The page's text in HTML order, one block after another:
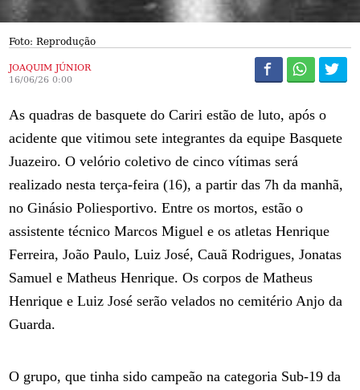
Foto: Reprodução
JOAQUIM JÚNIOR
16/06/26 0:00
As quadras de basquete do Cariri estão de luto, após o
acidente que vitimou sete integrantes da equipe Basquete
Juazeiro. O velório coletivo de cinco vítimas será
realizado nesta terça-feira (16), a partir das 7h da manhã,
no Ginásio Poliesportivo. Entre os mortos, estão o
assistente técnico Marcos Miguel e os atletas Henrique
Ferreira, João Paulo, Luiz José, Cauã Rodrigues, Jonatas
Samuel e Matheus Henrique. Os corpos de Matheus
Henrique e Luiz José serão velados no cemitério Anjo da
Guarda.
O grupo, que tinha sido campeão na categoria Sub-19 da